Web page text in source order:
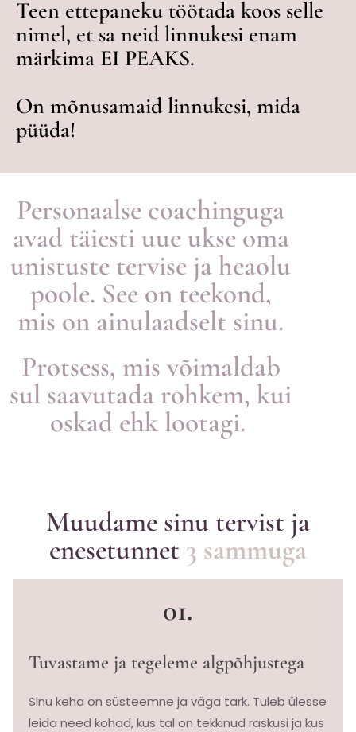
Teen ettepaneku töötada koos selle
nimel, et sa neid linnukesi enam
märkima EI PEAKS.
On mõnusamaid linnukesi, mida
püüda!
Personaalse coachinguga
avad täiesti uue ukse oma
unistuste tervise ja heaolu
poole. See on teekond,
mis on ainulaadselt sinu.
Protsess, mis võimaldab
sul saavutada rohkem, kui
oskad ehk lootagi.
Muudame sinu tervist ja
enesetunnet 3 sammuga
01.
Tuvastame ja tegeleme algpõhjustega
Sinu keha on süsteemne ja väga tark. Tuleb ülesse
leida need kohad, kus tal on tekkinud raskusi ja kus